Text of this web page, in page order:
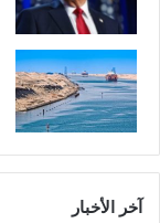
آخر الأخبار